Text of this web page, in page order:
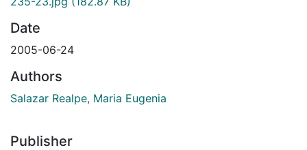
Date
2005-06-24
Authors
Salazar Realpe, Maria Eugenia
Publisher